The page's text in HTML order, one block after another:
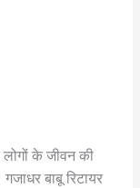
लोगों के जीवन की
बाबू रिटायर